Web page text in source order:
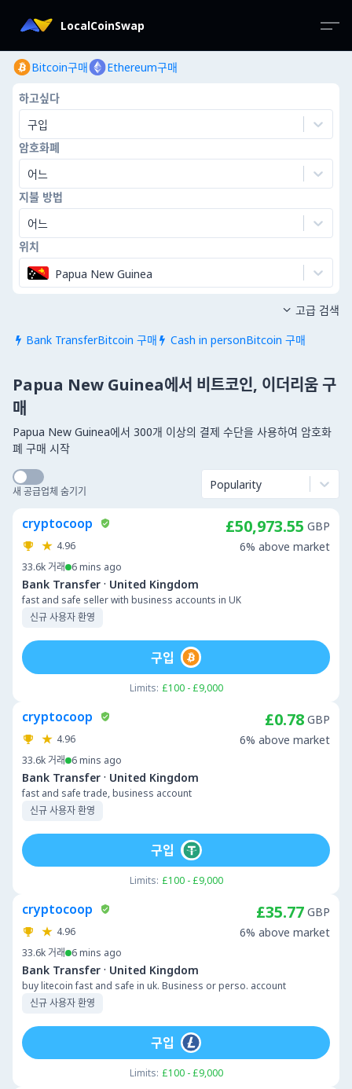
LocalCoinSwap
Bitcoin구매 Ethereum구매
하고싶다
구입
암호화폐
어느
지불 방법
어느
위치
Papua New Guinea
 Bank TransferBitcoin 구매  Cash in personBitcoin 구매
 고급 검색
Papua New Guinea에서 비트코인, 이더리움 구
매
Papua New Guinea에서 300개 이상의 결제 수단을 사용하여 암호화
폐 구매 시작
새 공급업체 숨기기 Popularity
cryptocoop
4.96
33.6k 거래 6 mins ago
Bank Transfer · United Kingdom
fast and safe seller with business accounts in UK
신규 사용자 환영
£50,973.55 GBP
6% above market
Limits: £100 - £9,000
구입
cryptocoop
4.96
33.6k 거래 6 mins ago
Bank Transfer · United Kingdom
fast and safe trade, business account
신규 사용자 환영
£0.78 GBP
6% above market
Limits: £100 - £9,000
구입
cryptocoop
4.96
33.6k 거래 6 mins ago
Bank Transfer · United Kingdom
buy litecoin fast and safe in uk. Business or perso. account
신규 사용자 환영
£35.77 GBP
6% above market
Limits: £100 - £9,000
구입